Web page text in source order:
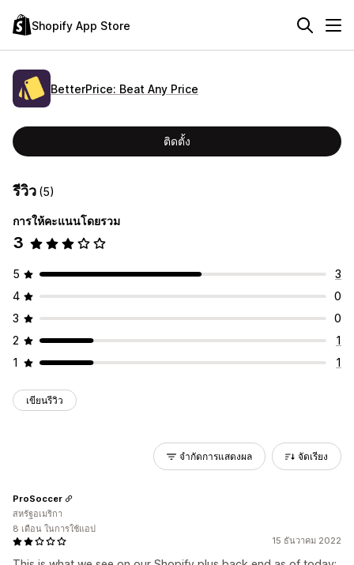
Shopify App Store
BetterPrice: Beat Any Price
ติดตั้ง
รีวิว (5)
การให้คะแนนโดยรวม
3
5
3
4
0
3
0
2
1
1
1
เขียนรีวิว
จำกัดการแสดงผล จัดเรียง
15 ธันวาคม 2022
ProSoccer
สหรัฐอเมริกา
8 เดือน ในการใช้แอป